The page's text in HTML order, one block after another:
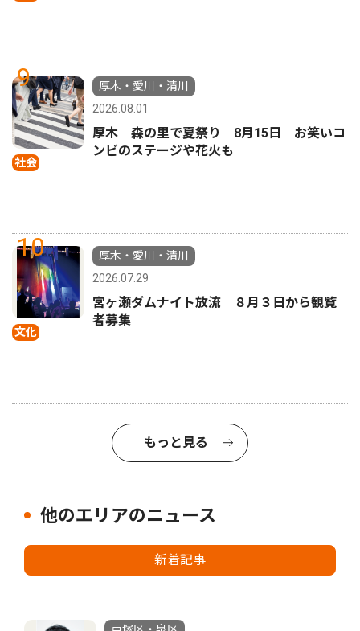
9
社会
厚木・愛川・清川
2026.08.01
厚木 森の里で夏祭り 8月15日 お笑いコ
ンビのステージや花火も
10
文化
厚木・愛川・清川
2026.07.29
宮ヶ瀬ダムナイト放流 ８月３日から観覧
者募集
もっと見る
他のエリアのニュース
新着記事